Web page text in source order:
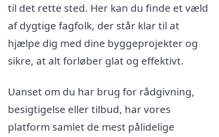
til det rette sted. Her kan du finde et væld
af dygtige fagfolk, der står klar til at
hjælpe dig med dine byggeprojekter og
sikre, at alt forløber glat og effektivt.
Uanset om du har brug for rådgivning,
besigtigelse eller tilbud, har vores
platform samlet de mest pålidelige